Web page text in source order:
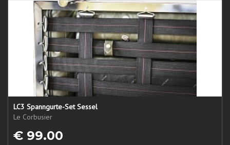
LC3 Spanngurte-Set Sessel
Le Corbusier
€ 99.00